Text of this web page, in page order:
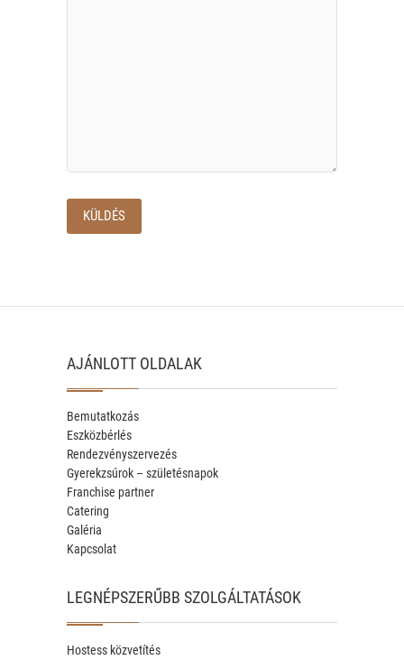
AJÁNLOTT OLDALAK
Bemutatkozás
Eszközbérlés
Rendezvényszervezés
Gyerekzsúrok – születésnapok
Franchise partner
Catering
Galéria
Kapcsolat
LEGNÉPSZERŰBB SZOLGÁLTATÁSOK
Hostess közvetítés